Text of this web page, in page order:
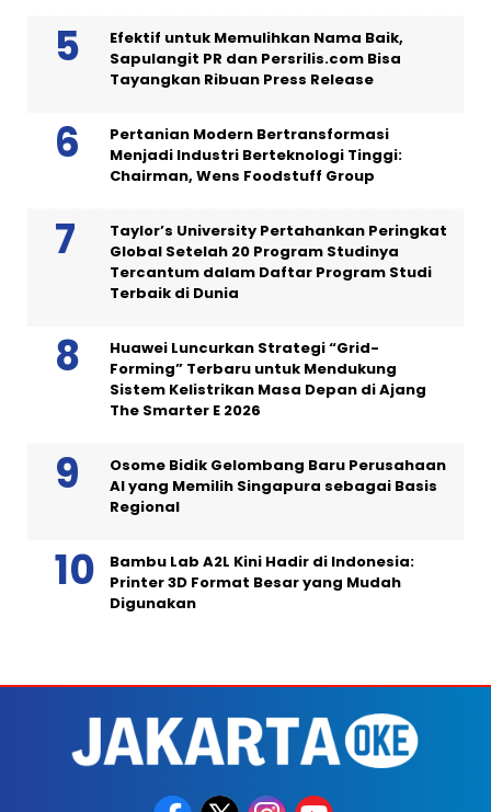
Efektif untuk Memulihkan Nama Baik,
Sapulangit PR dan Persrilis.com Bisa
Tayangkan Ribuan Press Release
Pertanian Modern Bertransformasi
Menjadi Industri Berteknologi Tinggi:
Chairman, Wens Foodstuff Group
Taylor’s University Pertahankan Peringkat
Global Setelah 20 Program Studinya
Tercantum dalam Daftar Program Studi
Terbaik di Dunia
Huawei Luncurkan Strategi “Grid-
Forming” Terbaru untuk Mendukung
Sistem Kelistrikan Masa Depan di Ajang
The Smarter E 2026
Osome Bidik Gelombang Baru Perusahaan
AI yang Memilih Singapura sebagai Basis
Regional
Bambu Lab A2L Kini Hadir di Indonesia:
Printer 3D Format Besar yang Mudah
Digunakan